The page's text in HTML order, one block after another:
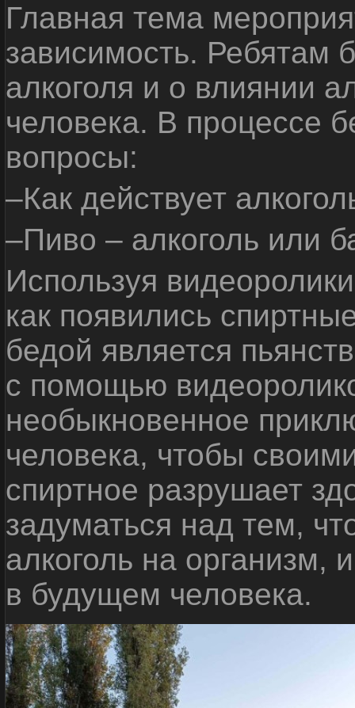
Главная тема
зависимость. Ребятам
алкоголя и о влиянии
человека. В процессе
вопросы:
–Как действует
–Пиво – алкоголь или
Используя
как появились
бедой является
с помощью
необыкновенное
человека, чтобы
спиртное разрушает
задуматься над тем,
алкоголь на организм,
в будущем человека.